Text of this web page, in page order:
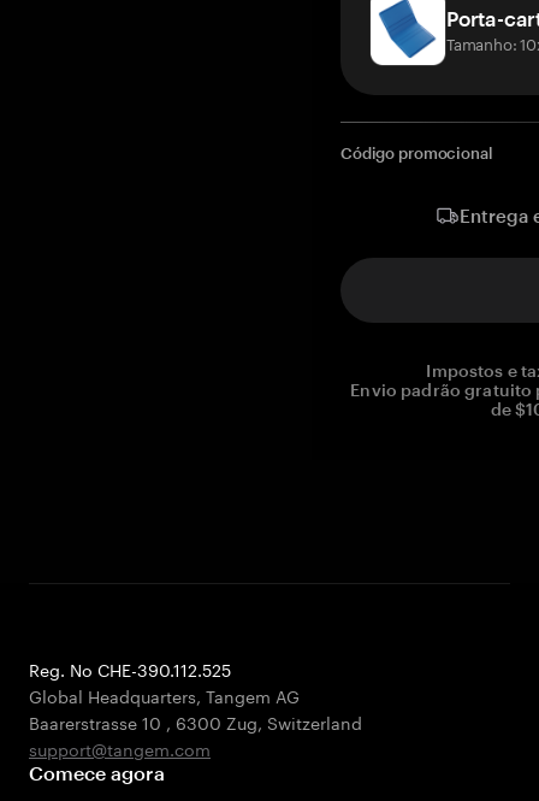
Porta-
Tamanho:
Código promocional
Entrega
Impostos e
Envio padrão gratuito
de
Reg. No CHE-390.112.525
Global Headquarters, Tangem AG
Baarerstrasse 10 , 6300 Zug, Switzerland
support@tangem.com
Comece agora